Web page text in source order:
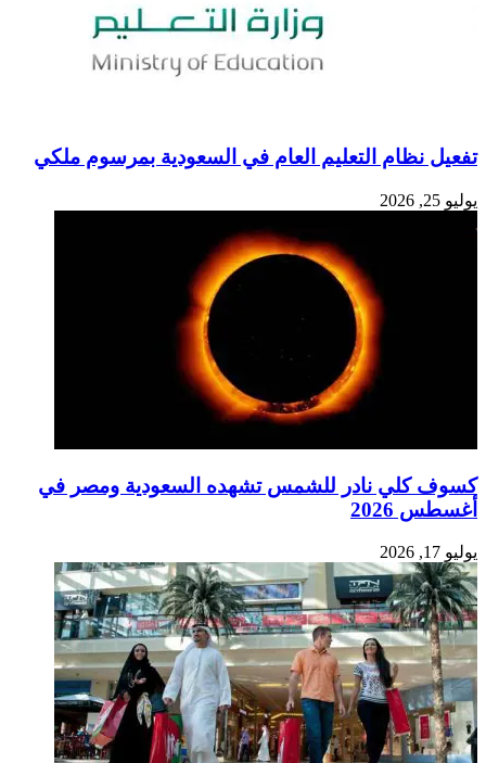
تفعيل نظام التعليم العام في السعودية بمرسوم ملكي
يوليو 25, 2026
كسوف كلي نادر للشمس تشهده السعودية ومصر في
أغسطس 2026
يوليو 17, 2026